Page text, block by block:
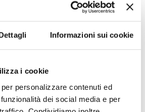
Informazioni sui cookie
i cookie
personalizzare contenuti ed
dei social media e per
al fine di concorrere allo sviluppo
è stato pubblicato il volume dal
di economia nel Regno di Italia” a cura